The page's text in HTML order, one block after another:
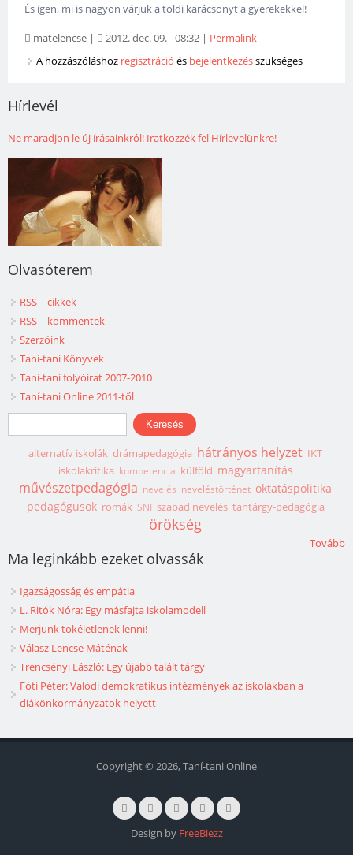
És igen, mi is nagyon várjuk a toldi karácsonyt a gyerekekkel!
matelencse | 2012. dec. 09. - 08:32 | Permalink
A hozzászóláshoz regisztráció és bejelentkezésszükséges
Hírlevél
Ne maradjon le új írásainkról! Iratkozzék fel Hírlevelünkre!
Olvasóterem
RSS – cikkek
RSS – kommentek
Szerzőink
Taní-tani Könyvek
Taní-tani folyóirat 2007-2010
Taní-tani Online 2011-től
Keresés űrlap
Keresés
alternatív iskolák drámapedagógia hátrányos helyzet IKT
iskolakritika kompetencia külföld magyartanítás
művészetpedagógia nevelés neveléstörténet oktatáspolitika
pedagógusok romák SNI szabad nevelés tantárgy-pedagógia
örökség
Tovább
Ma leginkább ezeket olvassák
Igazságosság és empátia
L. Ritók Nóra: Egy másfajta iskolamodell
Merjünk tökéletlenek lenni!
Válasz Lencse Máténak
Trencsényi László: Egy újabb talált tárgy
Fóti Péter: Valódi demokratikus intézmények az iskolákban a
diákönkormányzatok helyett
Copyright © 2026, Taní-tani Online
Design by FreeBiezz